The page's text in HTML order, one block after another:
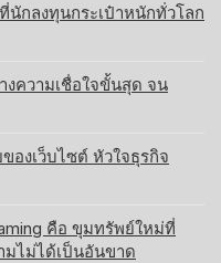
นักลงทุนกระเป๋าหนักทั่วโลก
งความเชื่อใจขั้นสุด จน
องเว็บไซต์ หัวใจธุรกิจ
คือ ขุมทรัพย์ใหม่ที่
มไม่ได้เป็นอันขาด